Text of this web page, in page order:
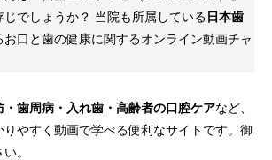
じでしょうか？ 当院も所属している 日本歯
お口と歯の健康に関するオンライン動画チャ
歯周病・入れ歯・高齢者の口腔ケアなど、
やすく動画で学べる便利なサイトです。御
。